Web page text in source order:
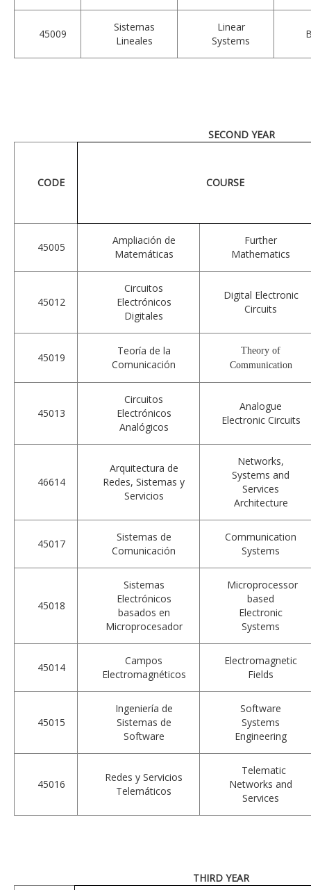
45009
Sistemas
Lineales
Linear
Systems
CODE COURSE
45005
Ampliación de
Matemáticas
Further
Mathematics
45012
Circuitos
Electrónicos
Digitales
Digital Electronic
Circuits
45019
Teoría de la
Comunicación
Theory of
Communication
45013
Circuitos
Electrónicos
Analógicos
Analogue
Electronic Circuits
46614
Arquitectura de
Redes, Sistemas y
Servicios
Networks,
Systems and
Services
Architecture
45017
Sistemas de
Comunicación
Communication
Systems
45018
Sistemas
Electrónicos
basados en
Microprocesador
Microprocessor
based
Electronic
Systems
45014
Campos
Electromagnéticos
Electromagnetic
Fields
45015
Ingeniería de
Sistemas de
Software
Software
Systems
Engineering
45016
Redes y Servicios
Telemáticos
Telematic
Networks and
Services
SECOND YEAR
THIRD YEAR